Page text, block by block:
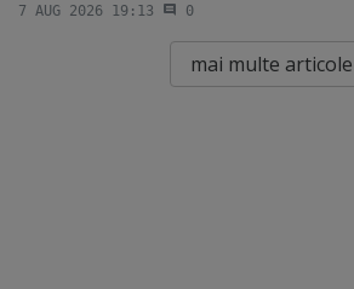
7 AUG 2026 19:13 0
mai multe articole